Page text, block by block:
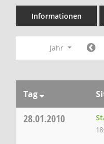
Informationen
Jahr
Tag
28.01.2010